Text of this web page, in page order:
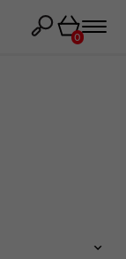
Košík
0